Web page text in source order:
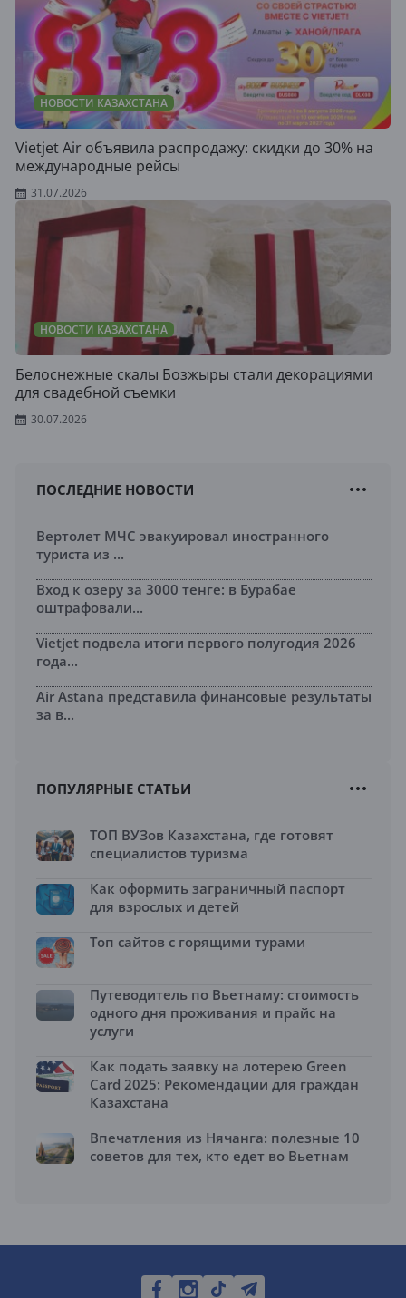
НОВОСТИ КАЗАХСТАНА
Vietjet Air объявила распродажу: скидки до 30% на
международные рейсы
31.07.2026
НОВОСТИ КАЗАХСТАНА
Белоснежные скалы Бозжыры стали декорациями
для свадебной съемки
30.07.2026
ПОСЛЕДНИЕ НОВОСТИ
Вертолет МЧС эвакуировал иностранного
туриста из ...
Вход к озеру за 3000 тенге: в Бурабае
оштрафовали...
Vietjet подвела итоги первого полугодия 2026
года...
Air Astana представила финансовые результаты
за в...
ПОПУЛЯРНЫЕ СТАТЬИ
ТОП ВУЗов Казахстана, где готовят
специалистов туризма
Как оформить заграничный паспорт
для взрослых и детей
Топ сайтов с горящими турами
Путеводитель по Вьетнаму: стоимость
одного дня проживания и прайс на
услуги
Как подать заявку на лотерею Green
Card 2025: Рекомендации для граждан
Казахстана
Впечатления из Нячанга: полезные 10
советов для тех, кто едет во Вьетнам